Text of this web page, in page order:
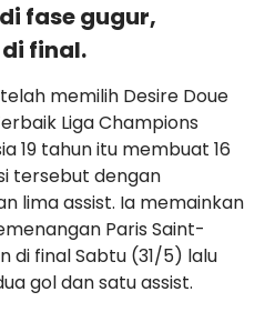
fase gugur,
final.
memilih Desire Doue
Liga Champions
19 tahun itu membuat 16
tersebut dengan
lima assist. Ia memainkan
Paris Saint-
di final Sabtu (31/5) lalu
gol dan satu assist.